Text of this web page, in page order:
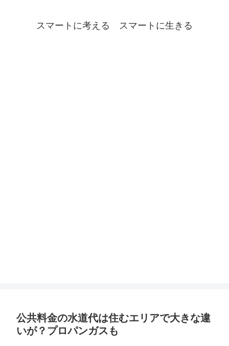
スマートに考える スマートに生きる
公共料金の水道代は住むエリアで大きな違
いが？プロパンガスも